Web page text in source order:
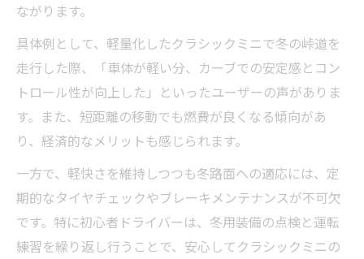
ながります。
具体例として、軽量化したクラシックミニで冬の峠道を
走行した際、「車体が軽い分、カーブでの安定感とコン
トロール性が向上した」といったユーザーの声がありま
す。また、短距離の移動でも燃費が良くなる傾向があ
り、経済的なメリットも感じられます。
一方で、軽快さを維持しつつも冬路面への適応には、定
期的なタイヤチェックやブレーキメンテナンスが不可欠
です。特に初心者ドライバーは、冬用装備の点検と運転
練習を繰り返し行うことで、安心してクラシックミニの